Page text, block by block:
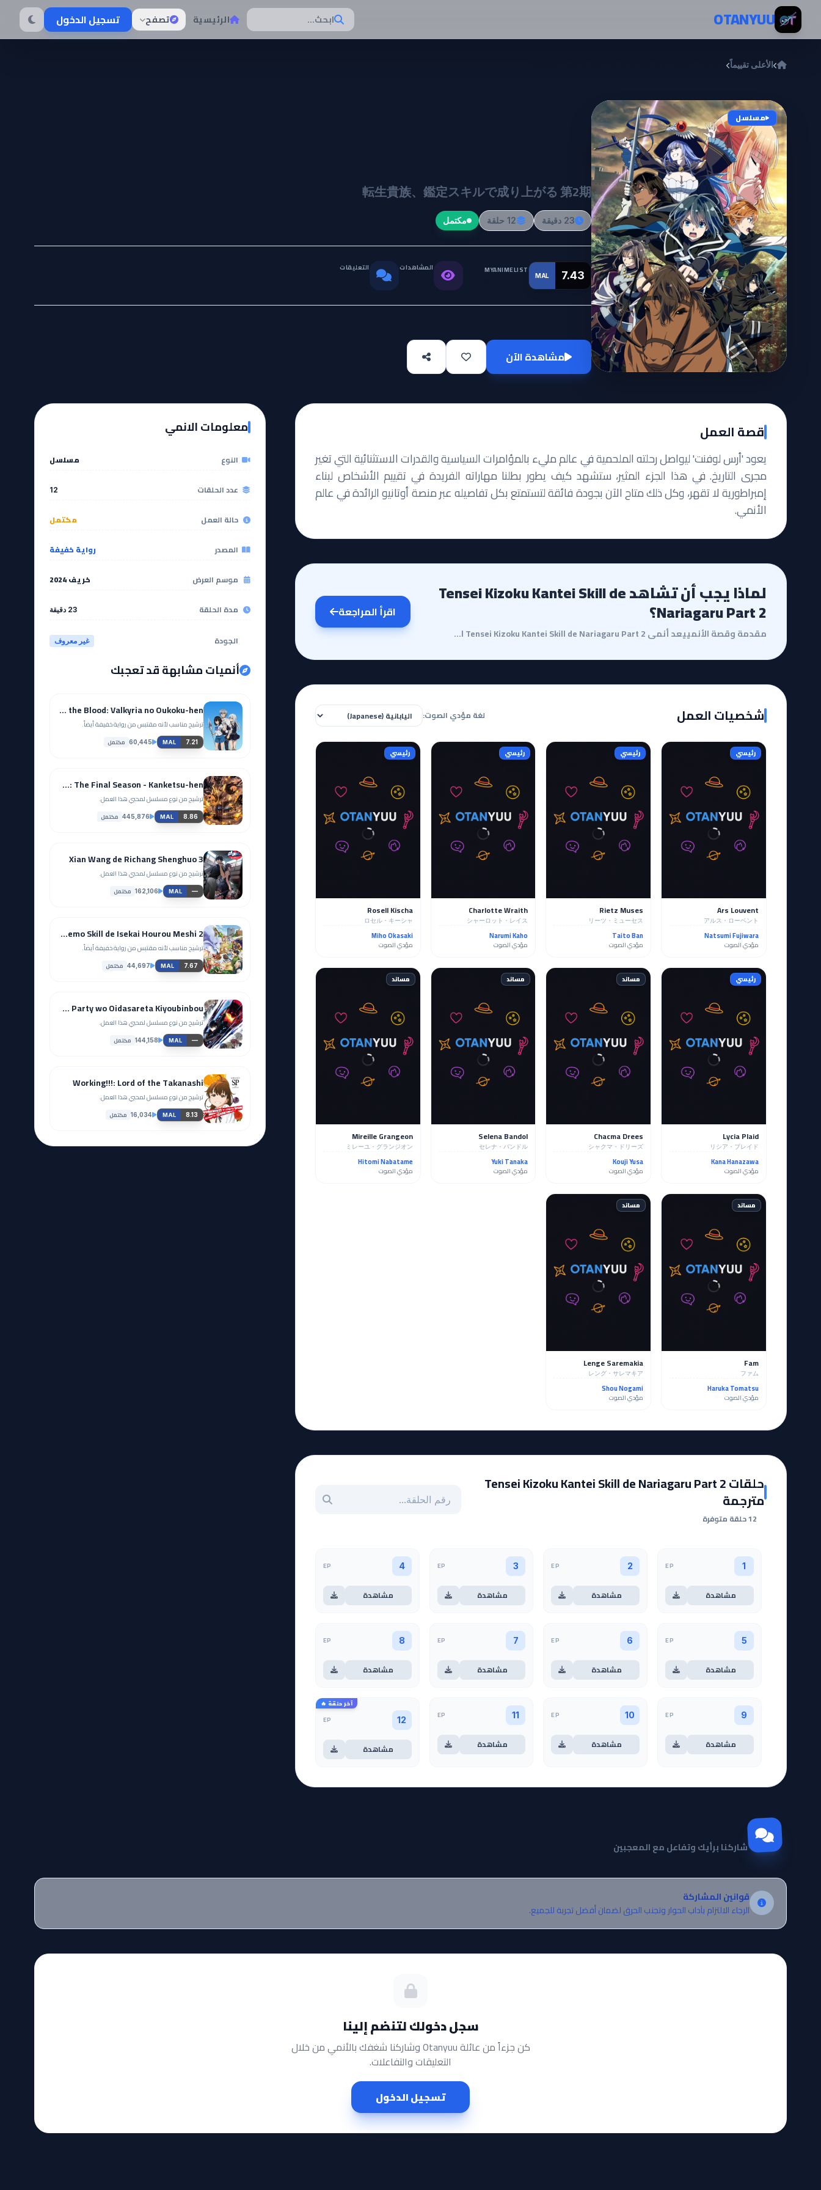
تخطي إلى المحتوىOTANYUU ابحث... الرئيسية تصفح تسجيل الدخول
الأعلى تقييماً
مسلسل
転生貴族、鑑定スキルで成り上がる 第2期
23 دقيقة 12 حلقة مكتمل
MAL 7.43
MYANIMELIST المشاهدات التعليقات
مشاهدة الآن
قصة العمل
يعود 'أرس لوفنت' ليواصل رحلته الملحمية في عالم مليء بالمؤامرات السياسية والقدرات الاستثنائية التي تغير
مجرى التاريخ. في هذا الجزء المثير، ستشهد كيف يطور بطلنا مهاراته الفريدة في تقييم الأشخاص لبناء
إمبراطورية لا تقهر، وكل ذلك متاح الآن بجودة فائقة لتستمتع بكل تفاصيله عبر منصة أوتانيو الرائدة في عالم
الأنمي.
لماذا يجب أن تشاهد Tensei Kizoku Kantei Skill de
Nariagaru Part 2؟
مقدمة وقصة الأنمييعد أنمي Tensei Kizoku Kantei Skill de Nariagaru Part 2 استكمالاً لرحلة بطلنا 'أرس ...
اقرأ المراجعة
شخصيات العمل لغة مؤدي الصوت:
رئيسي
Ars Louvent
アルス・ローベント
Natsumi Fujiwara
مؤدي الصوت
رئيسي
Rietz Muses
リーツ・ミューセス
Taito Ban
مؤدي الصوت
رئيسي
Charlotte Wraith
シャーロット・レイス
Narumi Kaho
مؤدي الصوت
رئيسي
Rosell Kischa
ロセル・キーシャ
Miho Okasaki
مؤدي الصوت
رئيسي
Lycia Plaid
リシア・プレイド
Kana Hanazawa
مؤدي الصوت
مساند
Chacma Drees
シャクマ・ドリーズ
Kouji Yusa
مؤدي الصوت
مساند
Selena Bandol
セレナ・バンドル
Yuki Tanaka
مؤدي الصوت
مساند
Mireille Grangeon
ミレーユ・グランジオン
Hitomi Nabatame
مؤدي الصوت
مساند
Fam
ファム
Haruka Tomatsu
مؤدي الصوت
مساند
Lenge Saremakia
レング・サレマキア
Shou Nogami
مؤدي الصوت
حلقات Tensei Kizoku Kantei Skill de Nariagaru Part 2
مترجمة
12 حلقة متوفرة
بحث عن حلقة بالرقم
1
EP
مشاهدة
2
EP
مشاهدة
3
EP
مشاهدة
4
EP
مشاهدة
5
EP
مشاهدة
6
EP
مشاهدة
7
EP
مشاهدة
8
EP
مشاهدة
9
EP
مشاهدة
10
EP
مشاهدة
11
EP
مشاهدة
آخر حلقة 🔥
12
EP
مشاهدة
معلومات الانمي
النوع مسلسل
عدد الحلقات 12
حالة العمل مكتمل
المصدر رواية خفيفة
موسم العرض خريف 2024
مدة الحلقة 23 دقيقة
الجودة غير معروف
أنميات مشابهة قد تعجبك
Strike the Blood: Valkyria no Oukoku-hen
ترشيح مناسب لأنه مقتبس من رواية خفيفة أيضاً.
MAL 7.21
60,445 مكتمل
Shingeki no Kyojin: The Final Season - Kanketsu-hen
ترشيح من نوع مسلسل لمحبي هذا العمل.
MAL 8.86
445,876 مكتمل
Xian Wang de Richang Shenghuo 3
ترشيح من نوع مسلسل لمحبي هذا العمل.
MAL —
162,106 مكتمل
Tondemo Skill de Isekai Hourou Meshi 2
ترشيح مناسب لأنه مقتبس من رواية خفيفة أيضاً.
MAL 7.67
44,697 مكتمل
Yuusha Party wo Oidasareta Kiyoubinbou
ترشيح من نوع مسلسل لمحبي هذا العمل.
MAL —
144,158 مكتمل
Working!!!: Lord of the Takanashi
ترشيح من نوع مسلسل لمحبي هذا العمل.
MAL 8.13
16,034 مكتمل
مجتمع Otanyuu
شاركنا برأيك وتفاعل مع المعجبين
قوانين المشاركة
الرجاء الالتزام بآداب الحوار وتجنب الحرق لضمان أفضل تجربة للجميع.
سجل دخولك لتنضم إلينا
كن جزءاً من عائلة Otanyuu وشاركنا شغفك بالأنمي من خلال
التعليقات والتفاعلات.
تسجيل الدخول